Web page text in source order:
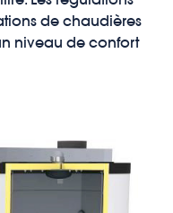
de chaudières
niveau de confort